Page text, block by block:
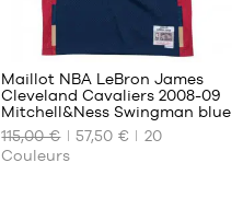
NOS
DISPONIBLES
Maillot NBA LeBron James
Cleveland Cavaliers 2008-09
Mitchell&Ness Swingman blue
115,00 €
57,50 €
20
Couleurs